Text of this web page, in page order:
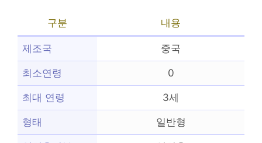
구분 내용
제조국 중국
최소연령 0
최대 연령 3세
형태 일반형